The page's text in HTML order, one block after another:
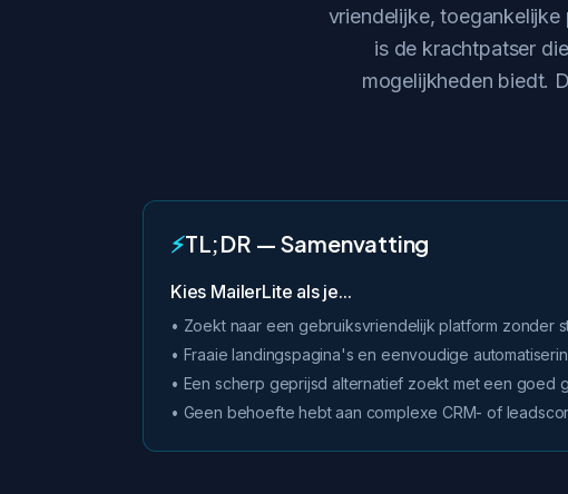
vriendelijke,
is de krachtpatser
mogelijkheden biedt.
⚡TL;DR — Samenvatting
Kies MailerLite als je...
• Zoekt naar een gebruiksvriendelijk platform zonder
• Fraaie landingspagina's en eenvoudige
• Een scherp geprijsd alternatief zoekt met een goed
• Geen behoefte hebt aan complexe CRM- of